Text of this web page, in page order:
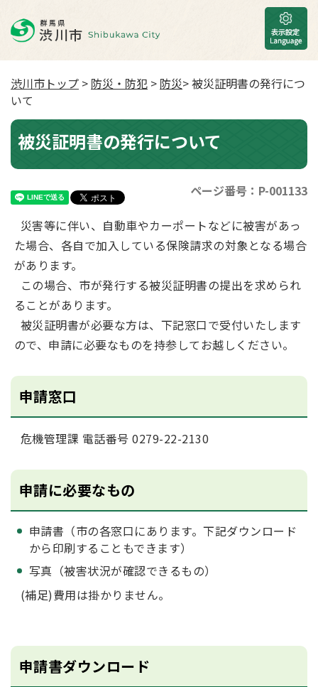
渋川市トップ > 防災・防犯 > 防災> 被災証明書の発行につ
いて
被災証明書の発行について
ページ番号：P-001133
災害等に伴い、自動車やカーポートなどに被害があっ
た場合、各自で加入している保険請求の対象となる場合
があります。
この場合、市が発行する被災証明書の提出を求められ
ることがあります。
被災証明書が必要な方は、下記窓口で受付いたします
ので、申請に必要なものを持参してお越しください。
申請窓口
危機管理課 電話番号 0279-22-2130
申請に必要なもの
申請書（市の各窓口にあります。下記ダウンロード
から印刷することもできます）
写真（被害状況が確認できるもの）
(補足)費用は掛かりません。
申請書ダウンロード